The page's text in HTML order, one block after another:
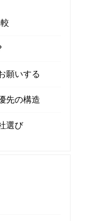
願いする
先の構造
選び